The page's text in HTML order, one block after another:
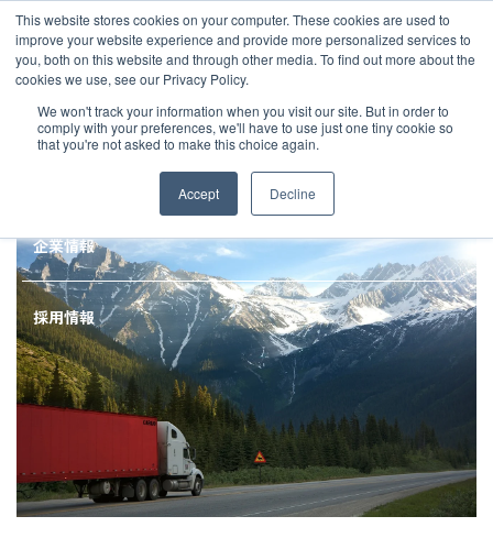
This website stores cookies on your computer. These cookies are used to
improve your website experience and provide more personalized services to
you, both on this website and through other media. To find out more about the
cookies we use, see our Privacy Policy.
We won't track your information when you visit our site. But in order to
comply with your preferences, we'll have to use just one tiny cookie so
that you're not asked to make this choice again.
Accept Decline
お知らせ
グローバルネットワーク
企業情報
採用情報
サービス
お客様事例
お知らせ
グローバルネットワーク
サステナビリティ
TOP MLG BLOG 【深堀】DAP、DPU、DDPの違いや注意点は？インコ